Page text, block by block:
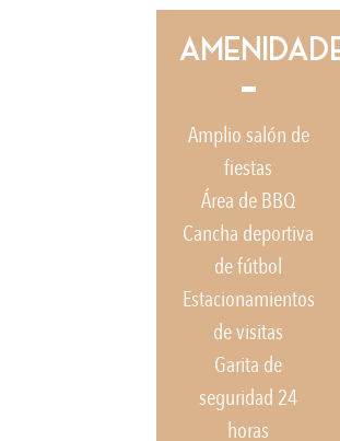
Amplio salón de
fiestas
Área de BBQ
Cancha deportiva
de fútbol
Estacionamientos
de visitas
Garita de
seguridad 24
horas